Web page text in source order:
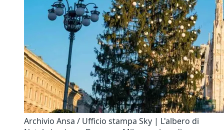
Archivio Ansa / Ufficio stampa Sky | L'albero di